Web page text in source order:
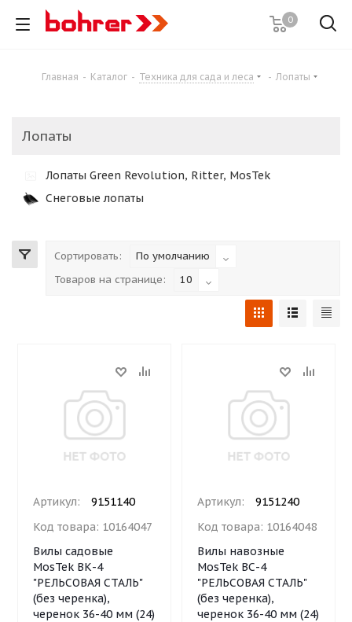
0
Главная - Каталог - Техника для сада и леса - Лопаты
Лопаты
Лопаты Green Revolution, Ritter, MosTek
Снеговые лопаты
Сортировать:
По умолчанию
Товаров на странице:
10
Артикул:
9151140
Код товара: 10164047
Вилы садовые
MosTek ВК-4
"РЕЛЬСОВАЯ СТАЛЬ"
(без черенка),
черенок 36-40 мм (24)
Артикул:
9151240
Код товара: 10164048
Вилы навозные
MosTek ВС-4
"РЕЛЬСОВАЯ СТАЛЬ"
(без черенка),
черенок 36-40 мм (24)